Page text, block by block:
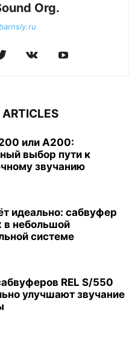
Org.
или A200:
выбор пути к
звучанию
идеально: сабвуфер
в небольшой
системе
REL S/550
улучшают звучание